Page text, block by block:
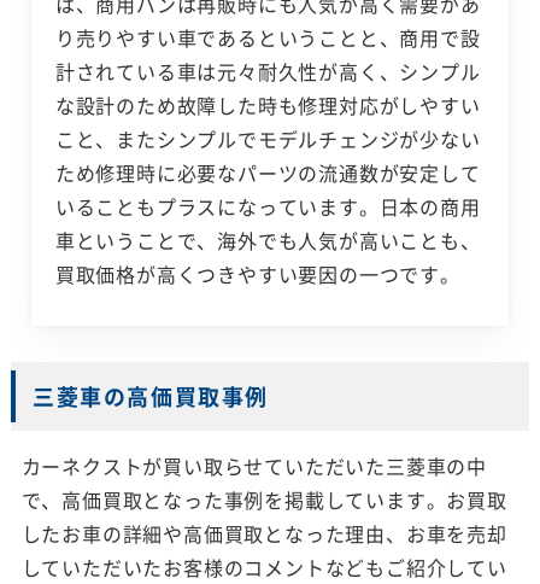
り売りやすい車であるということと、商用で設
計されている車は元々耐久性が高く、シンプル
な設計のため故障した時も修理対応がしやすい
こと、またシンプルでモデルチェンジが少ない
ため修理時に必要なパーツの流通数が安定して
いることもプラスになっています。日本の商用
車ということで、海外でも人気が高いことも、
買取価格が高くつきやすい要因の一つです。
三菱車の高価買取事例
カーネクストが買い取らせていただいた三菱車の中
で、高価買取となった事例を掲載しています。お買取
したお車の詳細や高価買取となった理由、お車を売却
していただいたお客様のコメントなどもご紹介してい